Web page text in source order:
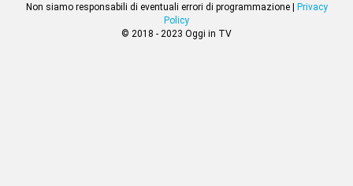
Non siamo responsabili di eventuali errori di programmazione | Privacy
Policy
© 2018 - 2023 Oggi in TV